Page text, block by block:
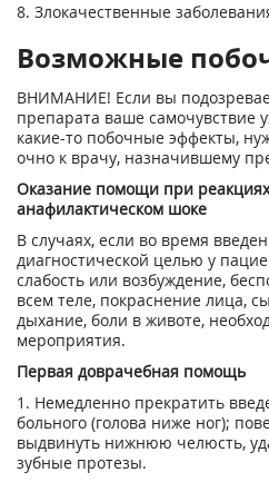
8. Злокачественные
Возможные
ВНИМАНИЕ! Если вы
препарата ваше самочувствие
какие-то побочные эффекты,
очно к врачу, назначившему
Оказание помощи при
анафилактическом шоке
В случаях, если во время
диагностической целью у
слабость или возбуждение,
всем теле, покраснение лица,
дыхание, боли в животе,
мероприятия.
Первая доврачебная помощь
1. Немедленно прекратить
больного (голова ниже ног);
выдвинуть нижнюю челюсть,
зубные протезы.